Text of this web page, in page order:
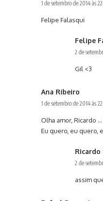
1 de setembro de 2014 às
Felipe Falasqui
Felipe
2 de
Gil <3
Ana Ribeiro
1 de setembro de 2014 às
Olha amor,
Eu quero, eu quero,
Ricardo
2 de
assim